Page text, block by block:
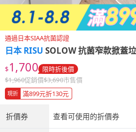
通過日本SIAA抗菌認證
日本 RISU SOLOW 抗菌窄款掀蓋
$1,700 限時折後價
$1,960促銷價$3,690市售價
現折 滿899元折130元
折價券 查看可使用的折價券